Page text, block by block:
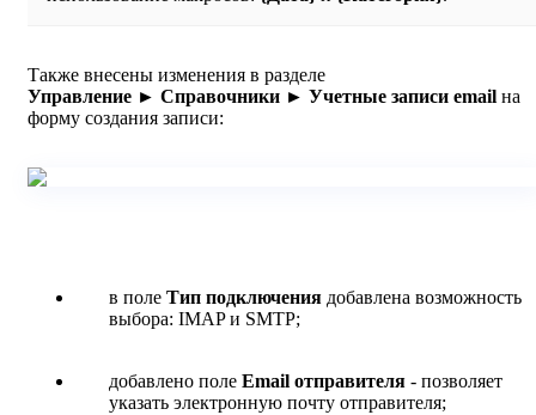
Также внесены изменения в разделе
Управление ► Справочники ► Учетные записи email на
форму создания записи:
в поле Тип подключения добавлена возможность
выбора: IMAP и SMTP;
добавлено поле Email отправителя - позволяет
указать электронную почту отправителя;